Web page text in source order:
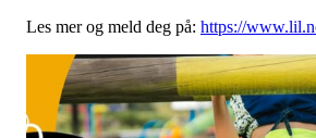
Les mer og meld deg på: https://